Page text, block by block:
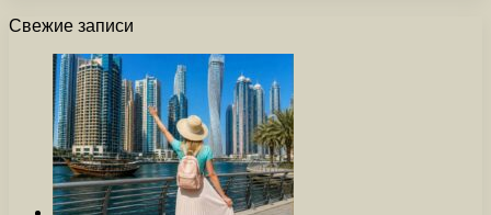
Свежие записи